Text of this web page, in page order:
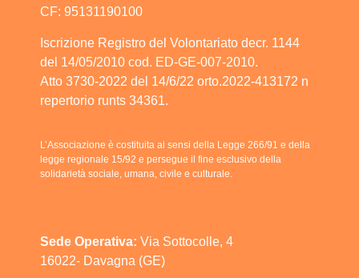
CF: 95131190100
Iscrizione Registro del Volontariato decr. 1144
del 14/05/2010 cod. ED-GE-007-2010.
Atto 3730-2022 del 14/6/22 orto.2022-413172 n
repertorio runts 34361.
L’Associazione è costituita ai sensi della Legge 266/91 e della
legge regionale 15/92 e persegue il fine esclusivo della
solidarietà sociale, umana, civile e culturale.
Sede Operativa: Via Sottocolle, 4
16022- Davagna (GE)